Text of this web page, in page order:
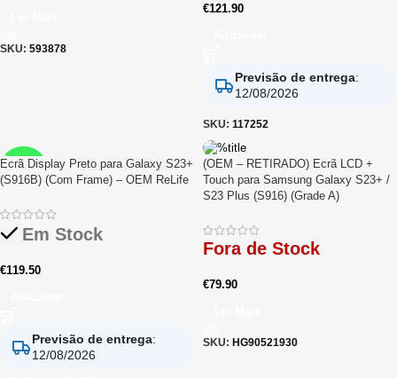
SKU: 593878
€121.90
Previsão de entrega:
12/08/2026
SKU: 117252
RELIFE
Ecrã Display Preto para Galaxy S23+
(S916B) (Com Frame) – OEM ReLife
Em Stock
€119.50
Previsão de entrega:
12/08/2026
(OEM – RETIRADO) Ecrã LCD +
Touch para Samsung Galaxy S23+ /
S23 Plus (S916) (Grade A)
Fora de Stock
€79.90
SKU: HG90521930